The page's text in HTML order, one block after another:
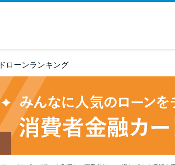
ローンランキング